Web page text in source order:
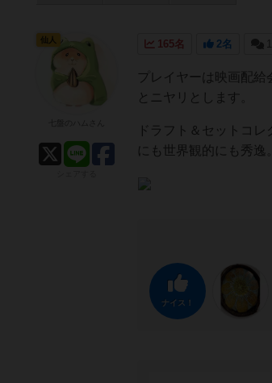
165名 2名 1
プレイヤーは映画配
とニヤリとします。
ドラフト＆セットコ
にも世界観的にも秀逸。
ナイス！
仙人